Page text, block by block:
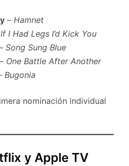
– Hamnet
If I Had Legs I’d Kick You
Song Sung Blue
– One Battle After Another
Bugonia
nominación individual
y Apple TV